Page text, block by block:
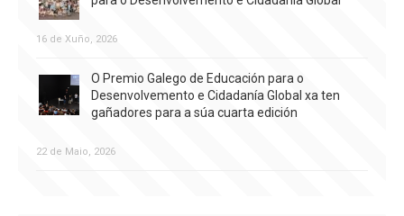
16 de Xuño, 2026
O Premio Galego de Educación para o
Desenvolvemento e Cidadanía Global xa ten
gañadores para a súa cuarta edición
22 de Maio, 2026